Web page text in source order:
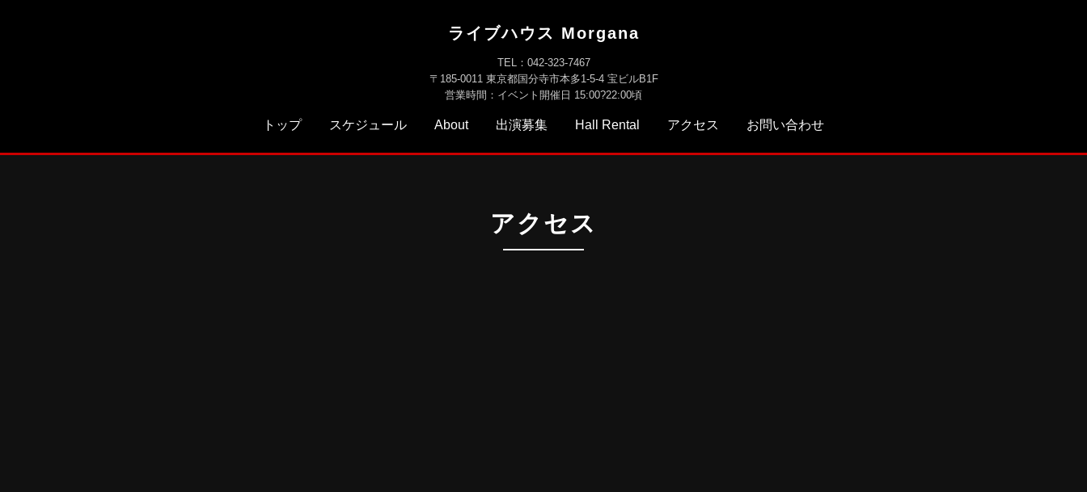
ライブハウス Morgana
TEL：042-323-7467
〒185-0011 東京都国分寺市本多1-5-4 宝ビルB1F
営業時間：イベント開催日 15:00?22:00頃
トップ スケジュール About 出演募集 Hall Rental アクセス お問い合わせ
アクセス